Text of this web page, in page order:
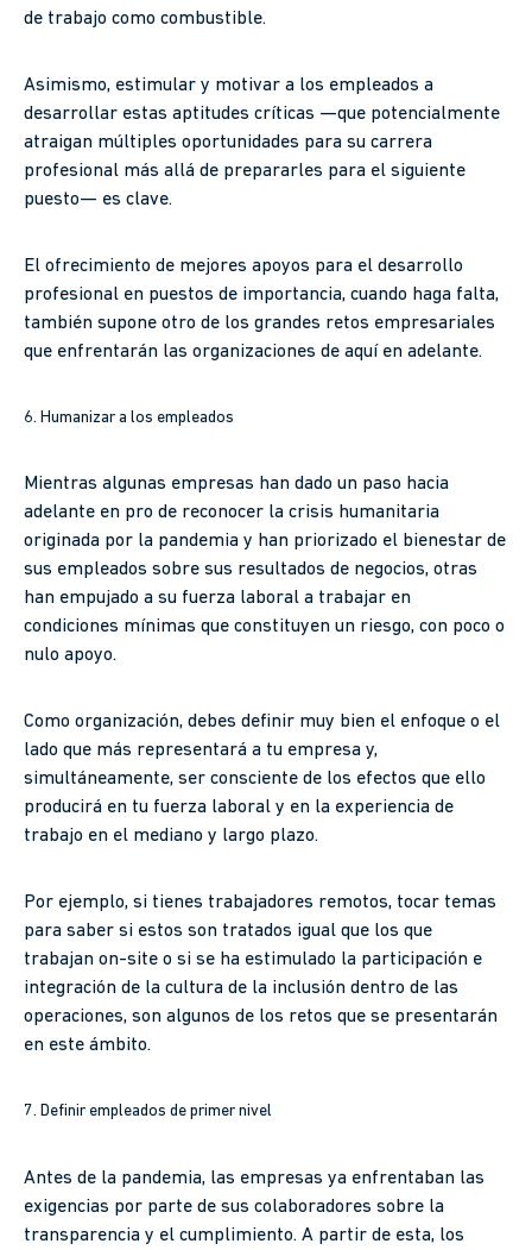
de trabajo como combustible.
Asimismo, estimular y motivar a los empleados a
desarrollar estas aptitudes críticas —que potencialmente
atraigan múltiples oportunidades para su carrera
profesional más allá de prepararles para el siguiente
puesto— es clave.
El ofrecimiento de mejores apoyos para el desarrollo
profesional en puestos de importancia, cuando haga falta,
también supone otro de los grandes retos empresariales
que enfrentarán las organizaciones de aquí en adelante.
6. Humanizar a los empleados
Mientras algunas empresas han dado un paso hacia
adelante en pro de reconocer la crisis humanitaria
originada por la pandemia y han priorizado el bienestar de
sus empleados sobre sus resultados de negocios, otras
han empujado a su fuerza laboral a trabajar en
condiciones mínimas que constituyen un riesgo, con poco o
nulo apoyo.
Como organización, debes definir muy bien el enfoque o el
lado que más representará a tu empresa y,
simultáneamente, ser consciente de los efectos que ello
producirá en tu fuerza laboral y en la experiencia de
trabajo en el mediano y largo plazo.
Por ejemplo, si tienes trabajadores remotos, tocar temas
para saber si estos son tratados igual que los que
trabajan on-site o si se ha estimulado la participación e
integración de la cultura de la inclusión dentro de las
operaciones, son algunos de los retos que se presentarán
en este ámbito.
7. Definir empleados de primer nivel
Antes de la pandemia, las empresas ya enfrentaban las
exigencias por parte de sus colaboradores sobre la
transparencia y el cumplimiento. A partir de esta, los